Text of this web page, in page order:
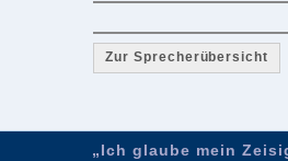
Zur Sprecherübersicht
„Ich glaube mein